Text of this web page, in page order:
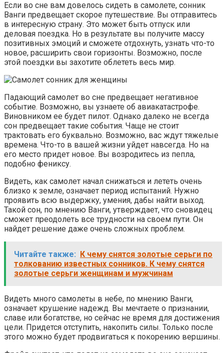
Если во сне вам довелось сидеть в самолете, сонник
Ванги предвещает скорое путешествие. Вы отправитесь
в интересную страну. Это может быть отпуск или
деловая поездка. Но в результате вы получите массу
позитивных эмоций и сможете отдохнуть, узнать что-то
новое, расширить свои горизонты. Возможно, после
этой поездки вы захотите облететь весь мир.
Падающий самолет во сне предвещает негативное
событие. Возможно, вы узнаете об авиакатастрофе.
Виновником ее будет пилот. Однако далеко не всегда
сон предвещает такие события. Чаще не стоит
трактовать его буквально. Возможно, вас ждут тяжелые
времена. Что-то в вашей жизни уйдет навсегда. Но на
его место придет новое. Вы возродитесь из пепла,
подобно фениксу.
Видеть, как самолет начал снижаться и лететь очень
близко к земле, означает период испытаний. Нужно
проявить всю выдержку, умения, дабы найти выход.
Такой сон, по мнению Ванги, утверждает, что сновидец
сможет преодолеть все трудности на своем пути. Он
найдет решение даже очень сложных проблем.
Читайте также:
К чему снятся золотые серьги по
толкованию известных сонников. К чему снятся
золотые серьги женщинам и мужчинам
Видеть много самолеты в небе, по мнению Ванги,
означает крушение надежд. Вы мечтаете о признании,
славе или богатстве, но сейчас не время для достижения
цели. Придется отступить, накопить силы. Только после
этого можно будет продвигаться к покорению вершины.